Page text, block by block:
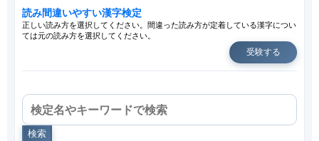
読み間違いやすい漢字検定
正しい読み方を選択してください。間違った読み方が定着している漢字につい
ては元の読み方を選択してください。
受験する
検索